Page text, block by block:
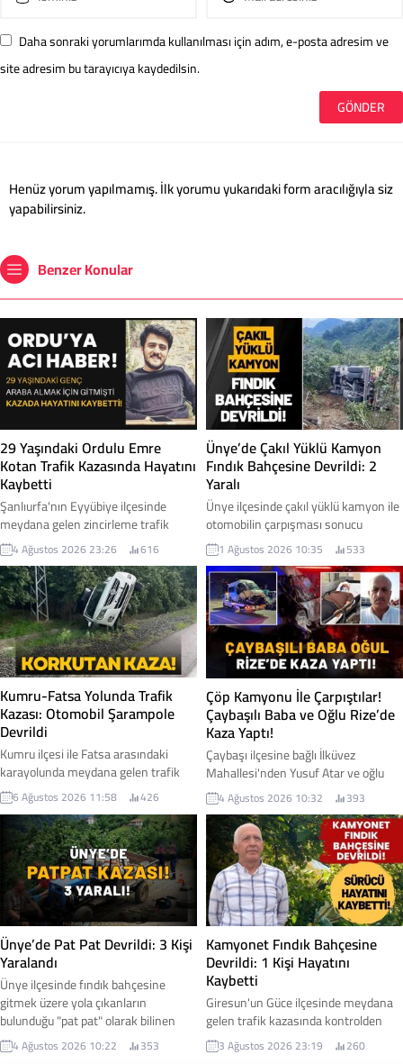
Daha sonraki yorumlarımda kullanılması için adım, e-posta adresim ve
site adresim bu tarayıcıya kaydedilsin.
Henüz yorum yapılmamış. İlk yorumu yukarıdaki form aracılığıyla siz
yapabilirsiniz.
Benzer Konular
29 Yaşındaki Ordulu Emre
Kotan Trafik Kazasında Hayatını
Kaybetti
Şanlıurfa'nın Eyyübiye ilçesinde
meydana gelen zincirleme trafik
kazasında, Ordu'nun Ulubey ilçesi
nüfusuna kayıtlı 29 yaşındaki Emre
Kotan hayatını kaybetti. Araba almak
için Şanlıurfa'ya gittiği öğrenilen
gençten gelen acı haber, memleketini
yasa boğdu. İşte detaylar...
4 Ağustos 2026 23:26 616
Ünye’de Çakıl Yüklü Kamyon
Fındık Bahçesine Devrildi: 2
Yaralı
Ünye ilçesinde çakıl yüklü kamyon ile
otomobilin çarpışması sonucu
meydana gelen trafik kazasında iki
kişi yaralanırken, kontrolden çıkan
kamyon yol kenarındaki fındık
bahçesine savruldu. İşte detaylar...
1 Ağustos 2026 10:35 533
Kumru-Fatsa Yolunda Trafik
Kazası: Otomobil Şarampole
Devrildi
Kumru ilçesi ile Fatsa arasındaki
karayolunda meydana gelen trafik
kazasında bir otomobil şarampole
devrildi.
6 Ağustos 2026 11:58 426
Çöp Kamyonu İle Çarpıştılar!
Çaybaşılı Baba ve Oğlu Rize’de
Kaza Yaptı!
Çaybaşı ilçesine bağlı İlküvez
Mahallesi'nden Yusuf Atar ve oğlu
Okan Atar, Rize'de geçirdikleri trafik
kazasında yaralandı. Baba ve oğlunun
hastanede tedavi altına alındığı,
sağlık durumlarının iyi olduğu
öğrenildi.
4 Ağustos 2026 10:32 393
Ünye’de Pat Pat Devrildi: 3 Kişi
Yaralandı
Ünye ilçesinde fındık bahçesine
gitmek üzere yola çıkanların
bulunduğu "pat pat" olarak bilinen
tarım aracının devrilmesi sonucu
meydana gelen kazada 3 kişi
4 Ağustos 2026 10:22 353
Kamyonet Fındık Bahçesine
Devrildi: 1 Kişi Hayatını
Kaybetti
Giresun'un Güce ilçesinde meydana
gelen trafik kazasında kontrolden
çıkan kamyonetin fındık bahçesine
devrilmesi sonucu 62 yaşındaki
3 Ağustos 2026 23:19 260